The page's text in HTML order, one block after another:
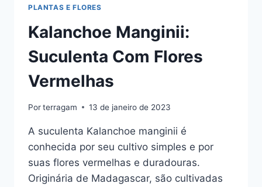
PLANTAS E FLORES
Kalanchoe Manginii:
Suculenta Com Flores
Vermelhas
Porterragam 13 de janeiro de 2023
A suculenta Kalanchoe manginii é
conhecida por seu cultivo simples e por
suas flores vermelhas e duradouras.
Originária de Madagascar, são cultivadas